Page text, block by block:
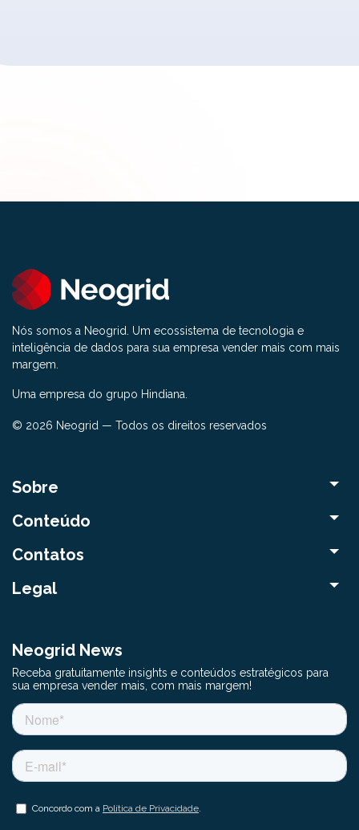
Nós somos a Neogrid. Um ecossistema de tecnologia e
inteligência de dados para sua empresa vender mais com mais
margem.
Uma empresa do grupo Hindiana.
© 2026 Neogrid — Todos os direitos reservados
Sobre
Conteúdo
Contatos
Legal
Neogrid News